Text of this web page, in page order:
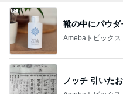
靴の中にパウ
Amebaトピックス
ノッチ 引いた